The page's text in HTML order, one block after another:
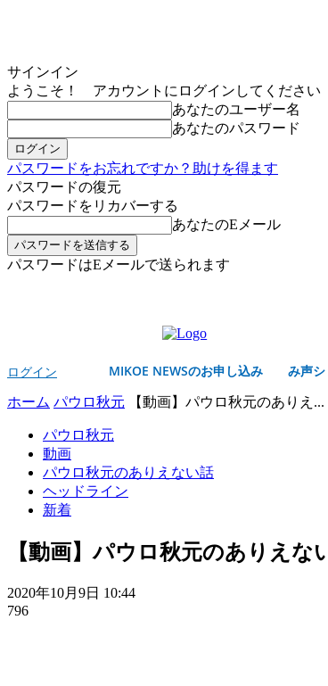
サインイン
ようこそ！ アカウントにログインしてください
あなたのユーザー名
あなたのパスワード
パスワードをお忘れですか？助けを得ます
パスワードの復元
パスワードをリカバーする
あなたのEメール
パスワードはEメールで送られます
ログイン MIKOE NEWSのお申し込み み声
ホーム パウロ秋元 【動画】パウロ秋元のありえ...
パウロ秋元
動画
パウロ秋元のありえない話
ヘッドライン
新着
【動画】パウロ秋元のありえ
2020年10月9日 10:44
796